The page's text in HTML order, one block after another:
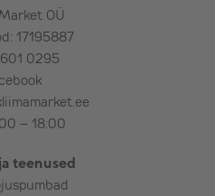
seina läbimist,
maakivi, paas,
või välisosa ligiduses
tutvustamist,
OÜ
17195887
0295
– 18:00
teenused